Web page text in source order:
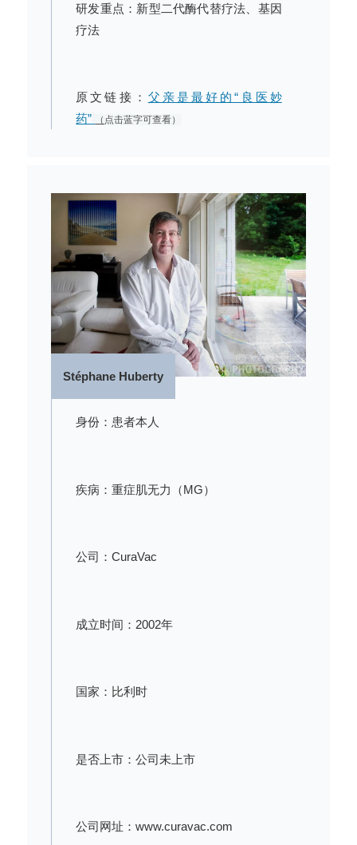
研发重点：新型二代酶代替疗法、基因
疗法
原文链接： 父亲是最好的“良医妙
药”
（ 点击蓝字可查看）
Stéphane Huberty
身份：患者本人
疾病：重症肌无力（MG）
公司：CuraVac
成立时间：2002年
国家：比利时
是否上市：公司未上市
公司网址：www.curavac.com